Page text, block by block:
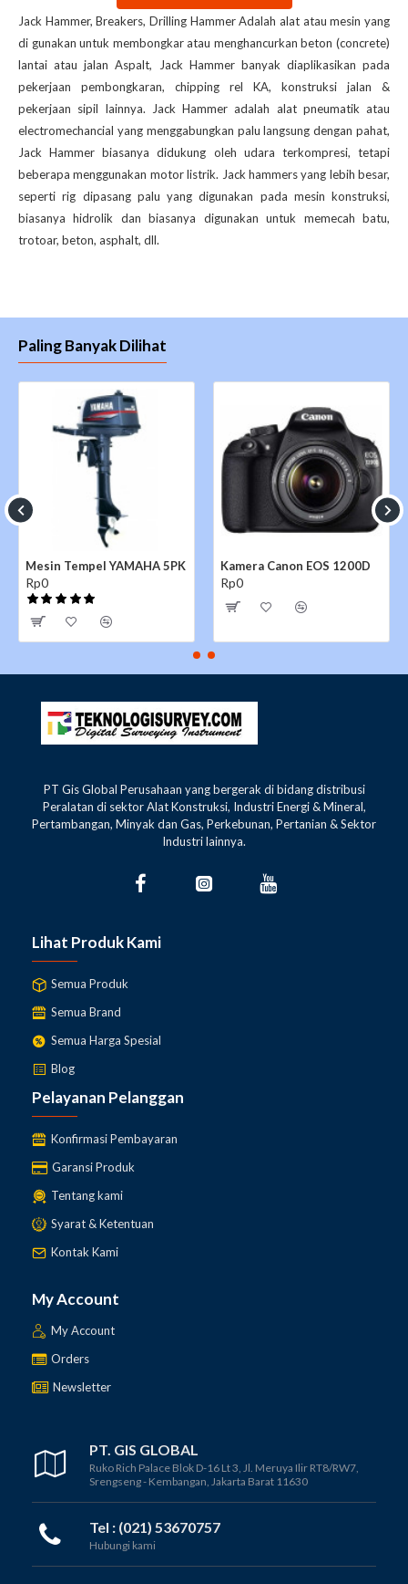
Jack Hammer, Breakers, Drilling Hammer Adalah alat atau mesin yang
di gunakan untuk membongkar atau menghancurkan beton (concrete)
lantai atau jalan Aspalt, Jack Hammer banyak diaplikasikan pada
pekerjaan pembongkaran, chipping rel KA, konstruksi jalan &
pekerjaan sipil lainnya. Jack Hammer adalah alat pneumatik atau
electromechancial yang menggabungkan palu langsung dengan pahat,
Jack Hammer biasanya didukung oleh udara terkompresi, tetapi
beberapa menggunakan motor listrik. Jack hammers yang lebih besar,
seperti rig dipasang palu yang digunakan pada mesin konstruksi,
biasanya hidrolik dan biasanya digunakan untuk memecah batu,
trotoar, beton, asphalt, dll.
Paling Banyak Dilihat
Mesin Tempel YAMAHA 5PK
Rp0
Kamera Canon EOS 1200D
Rp0
PT Gis Global Perusahaan yang bergerak di bidang distribusi
Peralatan di sektor Alat Konstruksi, Industri Energi & Mineral,
Pertambangan, Minyak dan Gas, Perkebunan, Pertanian & Sektor
Industri lainnya.
Lihat Produk Kami
Semua Produk
Semua Brand
Semua Harga Spesial
Blog
Pelayanan Pelanggan
Konfirmasi Pembayaran
Garansi Produk
Tentang kami
Syarat & Ketentuan
Kontak Kami
My Account
My Account
Orders
Newsletter
PT. GIS GLOBAL
Ruko Rich Palace Blok D-16 Lt 3, Jl. Meruya Ilir RT8/RW7,
Srengseng - Kembangan, Jakarta Barat 11630
Tel : (021) 53670757
Hubungi kami